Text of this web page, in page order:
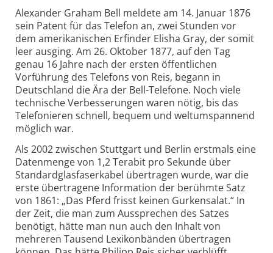
Alexander Graham Bell meldete am 14. Januar 1876
sein Patent für das Telefon an, zwei Stunden vor
dem amerikanischen Erfinder Elisha Gray, der somit
leer ausging. Am 26. Oktober 1877, auf den Tag
genau 16 Jahre nach der ersten öffentlichen
Vorführung des Telefons von Reis, begann in
Deutschland die Ära der Bell-Telefone. Noch viele
technische Verbesserungen waren nötig, bis das
Telefonieren schnell, bequem und weltumspannend
möglich war.
Als 2002 zwischen Stuttgart und Berlin erstmals eine
Datenmenge von 1,2 Terabit pro Sekunde über
Standardglasfaserkabel übertragen wurde, war die
erste übertragene Information der berühmte Satz
von 1861: „Das Pferd frisst keinen Gurkensalat.“ In
der Zeit, die man zum Aussprechen des Satzes
benötigt, hätte man nun auch den Inhalt von
mehreren Tausend Lexikonbänden übertragen